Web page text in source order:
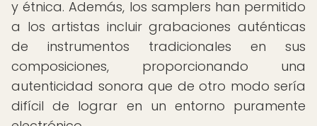
y étnica. Además, los samplers han permitido
a los artistas incluir grabaciones auténticas
de instrumentos tradicionales en sus
composiciones, proporcionando una
autenticidad sonora que de otro modo sería
difícil de lograr en un entorno puramente